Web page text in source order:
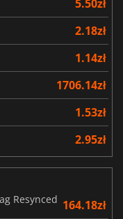
5.50zł
2.18zł
1.14zł
1706.14zł
1.53zł
2.95zł
Resynced 164.18zł